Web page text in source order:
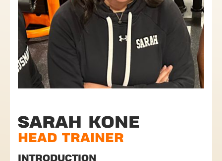
SARAH KONE
HEAD TRAINER
INTRODUCTION